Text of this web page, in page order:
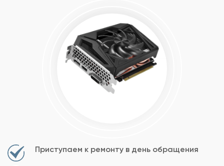
Приступаем к ремонту в день обращения